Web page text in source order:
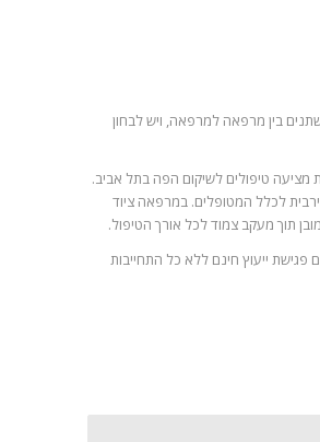
בין מרפאה למרפאה, ויש לבחון
מציעה טיפולים לשיקום הפה בתל אביב.
לכלל המטופלים. במרפאה ציוד
תוך מעקב צמוד לכל אורך הטיפול.
ייעוץ חינם ללא כל התחייבות